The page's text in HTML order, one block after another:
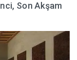
Son Akşam